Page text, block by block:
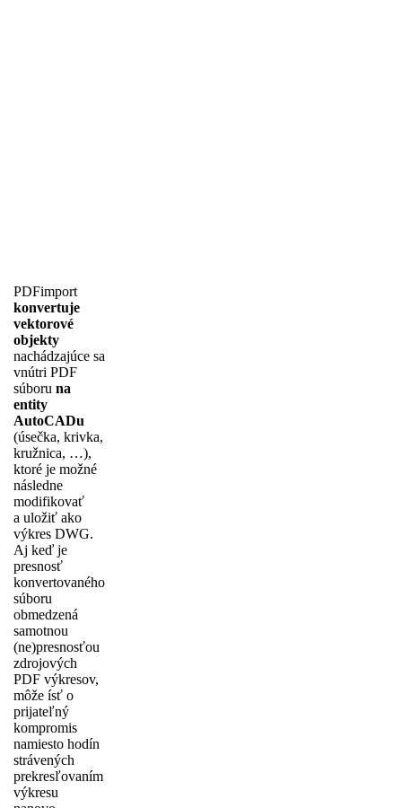
PDFimport
konvertuje
vektorové
objekty
nachádzajúce sa
vnútri PDF
súboru na
entity
AutoCADu
(úsečka, krivka,
kružnica, …),
ktoré je možné
následne
modifikovať
a uložiť ako
výkres DWG.
Aj keď je
presnosť
konvertovaného
súboru
obmedzená
samotnou
(ne)presnosťou
zdrojových
PDF výkresov,
môže ísť o
prijateľný
kompromis
namiesto hodín
strávených
prekresľovaním
výkresu